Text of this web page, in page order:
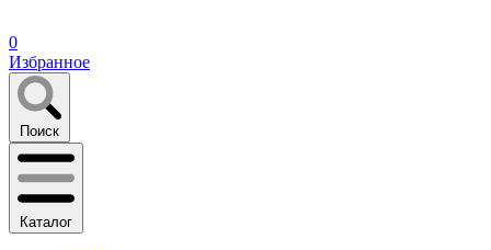
0
Избранное
Поиск
Каталог